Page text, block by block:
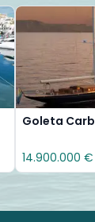
Goleta
14.900.000 €